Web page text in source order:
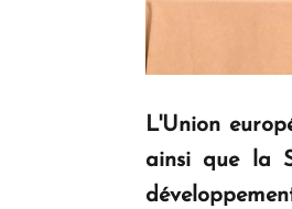
L'Union
ainsi que la